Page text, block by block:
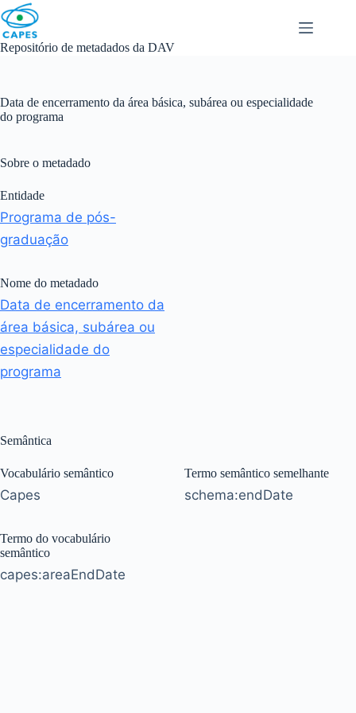
Skip
to
content
Repositório de metadados da DAV
Data de encerramento da área básica, subárea ou especialidade
do programa
Sobre o metadado
Entidade
Programa de pós-
graduação
Nome do metadado
Data de encerramento da
área básica, subárea ou
especialidade do
programa
Semântica
Vocabulário semântico
Capes
Termo do vocabulário
semântico
capes:areaEndDate
Termo semântico semelhante
schema:endDate